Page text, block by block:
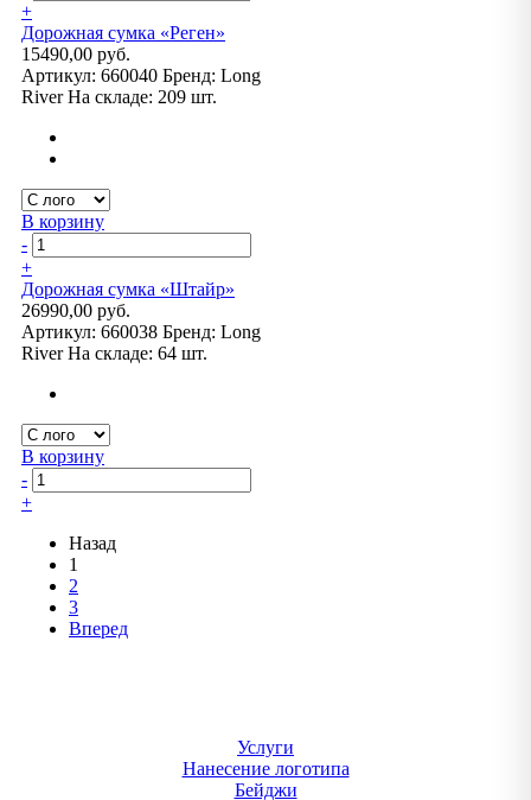
+
Дорожная сумка «Реген»
15490,00 руб.
Артикул: 660040 Бренд: Long
River На складе: 209 шт.
В корзину
-
+
Дорожная сумка «Штайр»
26990,00 руб.
Артикул: 660038 Бренд: Long
River На складе: 64 шт.
В корзину
-
+
Назад
1
2
3
Вперед
Услуги
Нанесение логотипа
Бейджи